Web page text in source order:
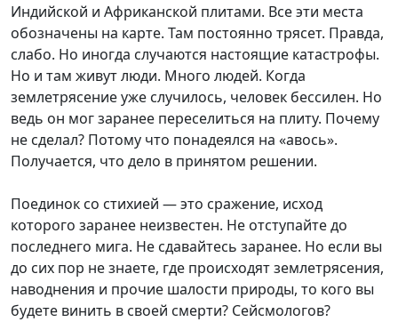
Индийской и Африканской плитами. Все эти места
обозначены на карте. Там постоянно трясет. Правда,
слабо. Но иногда случаются настоящие катастрофы.
Но и там живут люди. Много людей. Когда
землетрясение уже случилось, человек бессилен. Но
ведь он мог заранее переселиться на плиту. Почему
не сделал? Потому что понадеялся на «авось».
Получается, что дело в принятом решении.
Поединок со стихией — это сражение, исход
которого заранее неизвестен. Не отступайте до
последнего мига. Не сдавайтесь заранее. Но если вы
до сих пор не знаете, где происходят землетрясения,
наводнения и прочие шалости природы, то кого вы
будете винить в своей смерти? Сейсмологов?